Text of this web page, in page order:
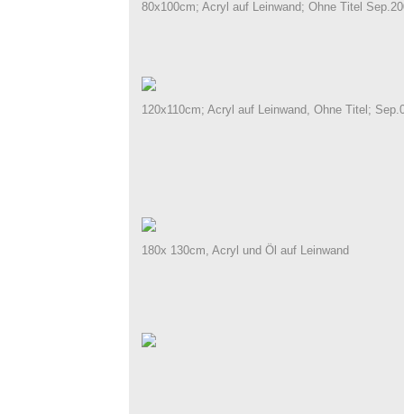
80x100cm; Acryl auf Leinwand; Ohne Titel
120x110cm; Acryl auf Leinwand, Ohne Titel;
180x 130cm, Acryl und Öl auf Leinwand